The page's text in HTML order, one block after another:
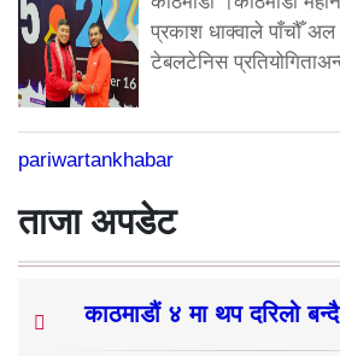
प्रकाश धाक्वाले पाँचौँ अल
टेबलटेनिस
pariwartankhabar
ताजा अपडेट
काठमाडौं ४ मा थप दरिलो